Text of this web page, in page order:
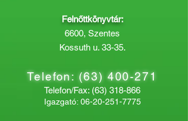
Felnőttkönyvtár:
6600, Szentes
Kossuth u. 33-35.
Telefon:(63) 400-271
Telefon/Fax: (63) 318-866
Igazgató: 06-20-251-7775